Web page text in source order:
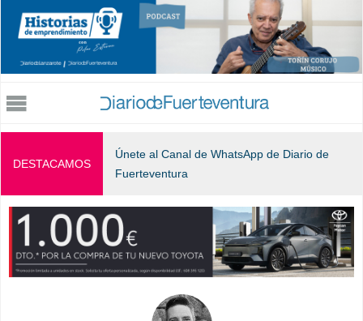
Jump to navigation
DESTACAMOS
Únete al Canal de WhatsApp de Diario de
Fuerteventura